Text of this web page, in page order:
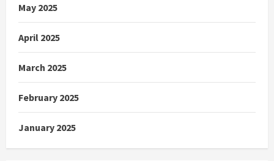
May 2025
April 2025
March 2025
February 2025
January 2025